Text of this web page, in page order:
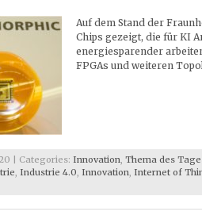
Auf dem Stand der
Chips gezeigt, die für KI
energiesparender
FPGAs und weiteren
| Categories: Innovation, Thema des
, Industrie 4.0, Innovation, Internet of